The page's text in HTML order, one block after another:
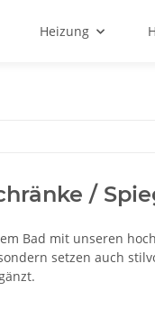
Heizung
/
Bad mit unseren
setzen auch